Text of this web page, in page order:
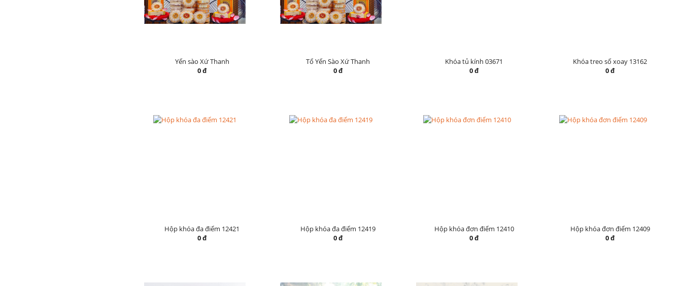
Yến sào Xứ Thanh
0 đ
Tổ Yến Sào Xứ Thanh
0 đ
Khóa tủ kính 03671
0 đ
Khóa treo số xoay 13162
0 đ
Hộp khóa đa điểm 12421
0 đ
Hộp khóa đa điểm 12419
0 đ
Hộp khóa đơn điểm 12410
0 đ
Hộp khóa đơn điểm 12409
0 đ